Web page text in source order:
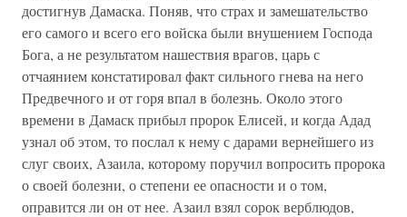
достигнув Дамаска. Поняв, что страх и замешательство
его самого и всего его войска были внушением Господа
Бога, а не результатом нашествия врагов, царь с
отчаянием констатировал факт сильного гнева на него
Предвечного и от горя впал в болезнь. Около этого
времени в Дамаск прибыл пророк Елисей, и когда Адад
узнал об этом, то послал к нему с дарами вернейшего из
слуг своих, Азаила, которому поручил вопросить пророка
о своей болезни, о степени ее опасности и о том,
оправится ли он от нее. Азаил взял сорок верблюдов,